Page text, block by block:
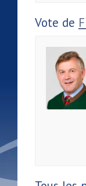
Vote de